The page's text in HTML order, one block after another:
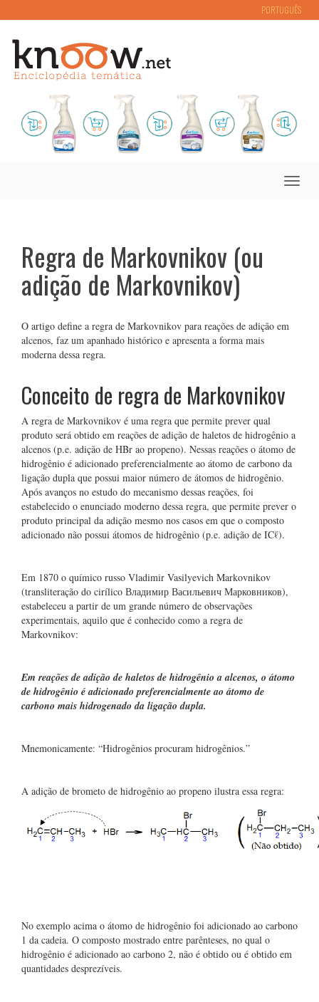
PORTUGUÊS
Toggle
Regra de Markovnikov (ou
adição de Markovnikov)
O artigo define a regra de Markovnikov para reações de adição em
alcenos, faz um apanhado histórico e apresenta a forma mais
moderna dessa regra.
Conceito de regra de Markovnikov
A regra de Markovnikov é uma regra que permite prever qual
produto será obtido em reações de adição de haletos de hidrogênio a
alcenos (p.e. adição de HBr ao propeno). Nessas reações o átomo de
hidrogênio é adicionado preferencialmente ao átomo de carbono da
ligação dupla que possui maior número de átomos de hidrogênio.
Após avanços no estudo do mecanismo dessas reações, foi
estabelecido o enunciado moderno dessa regra, que permite prever o
produto principal da adição mesmo nos casos em que o composto
adicionado não possui átomos de hidrogênio (p.e. adição de ICℓ).
Em 1870 o químico russo Vladimir Vasilyevich Markovnikov
(transliteração do cirílico Владимир Васильевич Марковников),
estabeleceu a partir de um grande número de observações
experimentais, aquilo que é conhecido como a regra de
Markovnikov:
Em reações de adição de haletos de hidrogênio a alcenos, o átomo
de hidrogênio é adicionado preferencialmente ao átomo de
carbono mais hidrogenado da ligação dupla.
Mnemonicamente: “Hidrogênios procuram hidrogênios.”
A adição de brometo de hidrogênio ao propeno ilustra essa regra:
No exemplo acima o átomo de hidrogênio foi adicionado ao carbono
1 da cadeia. O composto mostrado entre parênteses, no qual o
hidrogênio é adicionado ao carbono 2, não é obtido ou é obtido em
quantidades desprezíveis.